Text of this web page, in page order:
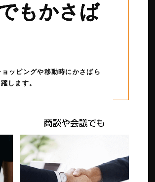
もかさば
ョッピングや移動時にかさばら
します。